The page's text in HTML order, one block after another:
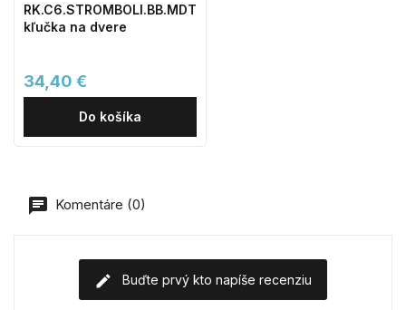
RK.C6.STROMBOLI.BB.MDT
kľučka na dvere
34,40 €
Do košíka
Komentáre (0)
Buďte prvý kto napíše recenziu